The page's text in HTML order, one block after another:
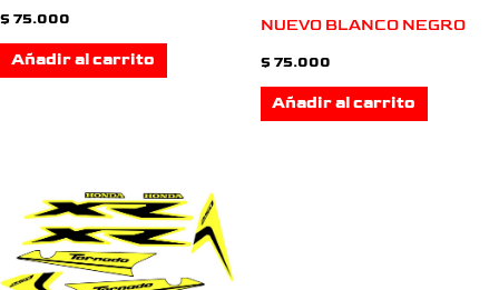
$ 75.000
Añadir al carrito
NUEVO BLANCO NEGRO
$ 75.000
Añadir al carrito